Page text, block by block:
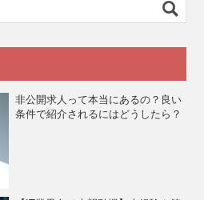
非公開求人って本当にあるの？良い
条件で紹介されるにはどうしたら？